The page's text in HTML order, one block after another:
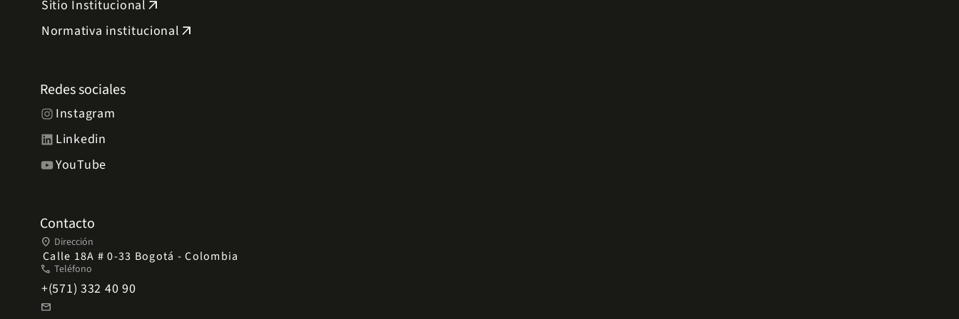
Sitio Institucional arrow_outward
Normativa institucional arrow_outward
Redes sociales
Instagram
Linkedin
YouTube
Contacto
place Dirección
Calle 18A # 0-33 Bogotá - Colombia
phone Teléfono
+(571) 332 40 90
mail